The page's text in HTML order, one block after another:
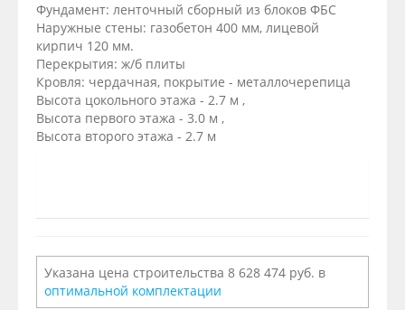
Фундамент: ленточный сборный из блоков ФБС
Наружные стены: газобетон 400 мм, лицевой
кирпич 120 мм.
Перекрытия: ж/б плиты
Кровля: чердачная, покрытие - металлочерепица
Высота цокольного этажа - 2.7 м ,
Высота первого этажа - 3.0 м ,
Высота второго этажа - 2.7 м
Указана цена строительства 8 628 474 руб. в
оптимальной комплектации